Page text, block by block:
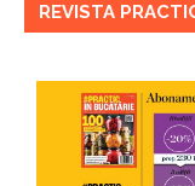
REVISTA